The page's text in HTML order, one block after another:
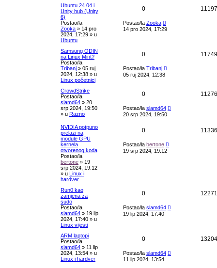
Ubuntu 24.04 i
Unity hub (Unity
6)
Postao/la
Zooka » 14 pro
2024, 17:29 » u
Ubuntu
0 11197
Postao/la Zooka
14 pro 2024, 17:29
Samsung ODIN
na Linux Mint?
Postao/la
Tribanj » 05 ruj
2024, 12:38 » u
Linux početnici
0 11749
Postao/la Tribanj
05 ruj 2024, 12:38
CrowdStrike
Postao/la
slamd64 » 20
srp 2024, 19:50
» u Razno
0 11276
Postao/la slamd64
20 srp 2024, 19:50
NVIDIA potpuno
prelazi na
module GPU
kernela
otvorenog koda
Postao/la
bertone » 19
srp 2024, 19:12
» u Linux i
hardver
0 11336
Postao/la bertone
19 srp 2024, 19:12
Run0 kao
zamjena za
sudo
Postao/la
slamd64 » 19 lip
2024, 17:40 » u
Linux vijesti
0 12271
Postao/la slamd64
19 lip 2024, 17:40
ARM laptopi
Postao/la
slamd64 » 11 lip
2024, 13:54 » u
Linux i hardver
0 13204
Postao/la slamd64
11 lip 2024, 13:54